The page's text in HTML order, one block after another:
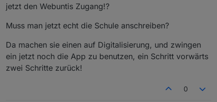
jetzt den Webuntis Zugang!?
Muss man jetzt echt die Schule anschreiben?
Da machen sie einen auf Digitalisierung, und zwingen
ein jetzt noch die App zu benutzen, ein Schritt vorwärts
zwei Schritte zurück!
0